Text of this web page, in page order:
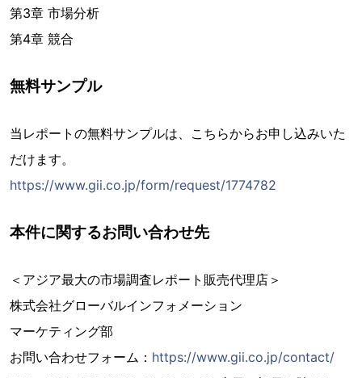
第3章 市場分析
第4章 競合
無料サンプル
当レポートの無料サンプルは、こちらからお申し込みいた
だけます。
https://www.gii.co.jp/form/request/1774782
本件に関するお問い合わせ先
＜アジア最大の市場調査レポート販売代理店＞
株式会社グローバルインフォメーション
マーケティング部
お問い合わせフォーム： https://www.gii.co.jp/contact/